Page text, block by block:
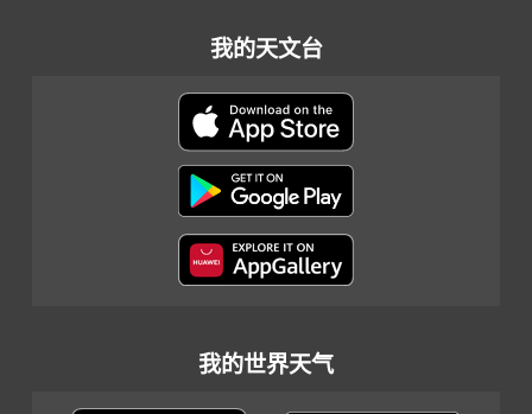
我的天文台
我的世界天气